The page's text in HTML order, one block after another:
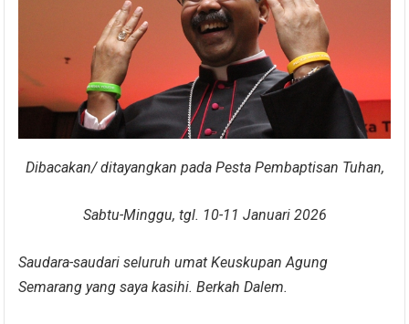
Dibacakan/ ditayangkan pada Pesta Pembaptisan Tuhan,
Sabtu-Minggu, tgl. 10-11 Januari 2026
Saudara-saudari seluruh umat Keuskupan Agung
Semarang yang saya kasihi. Berkah Dalem.